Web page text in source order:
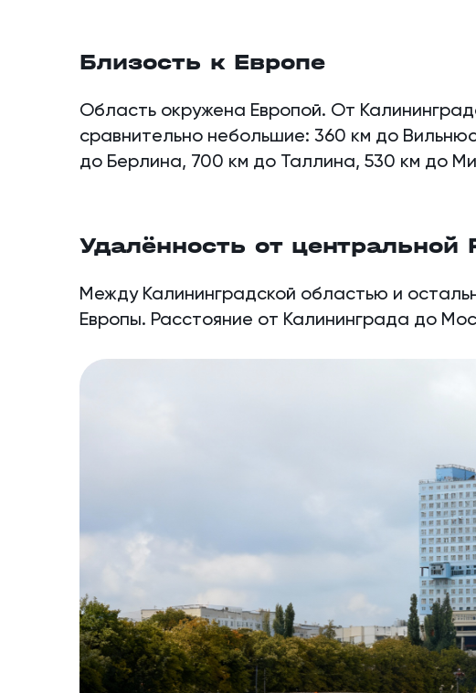
Близость к Европе
Область окружена Европой. От
сравнительно небольшие: 360 км до
до Берлина, 700 км до Таллина, 530 км до
Удалённость от центральной
Между Калининградской областью и
Европы. Расстояние от Калининграда до